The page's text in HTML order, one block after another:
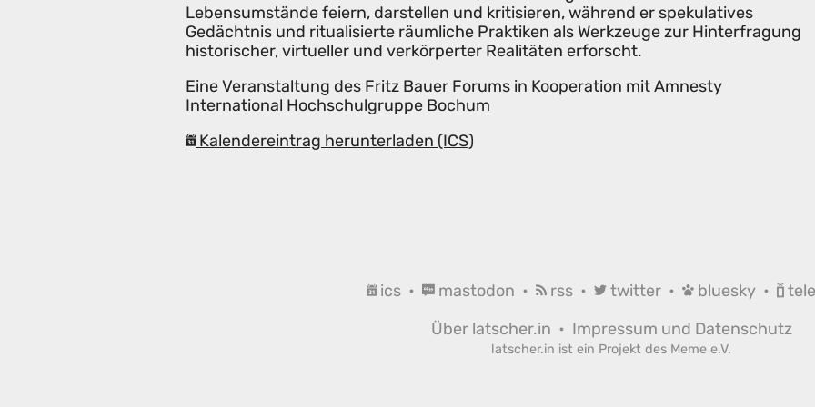
Lebensumstände feiern, darstellen und kritisieren, während er spekulatives
Gedächtnis und ritualisierte räumliche Praktiken als Werkzeuge zur Hinterfragung
historischer, virtueller und verkörperter Realitäten erforscht.
Eine Veranstaltung des Fritz Bauer Forums in Kooperation mit Amnesty
International Hochschulgruppe Bochum
Kalendereintrag herunterladen (ICS)
ics • mastodon • rss • twitter • bluesky •
Über latscher.in • Impressum und Datenschutz
latscher.in ist ein Projekt des Meme e.V.